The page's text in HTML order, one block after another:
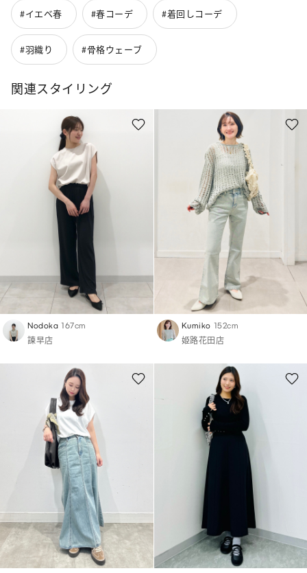
#イエベ春 #春コーデ #着回しコーデ
#羽織り #骨格ウェーブ
関連スタイリング
Nodoka 167cm
諫早店
Kumiko 152cm
姫路花田店